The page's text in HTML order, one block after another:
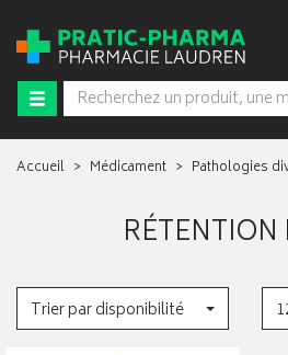
Accueil Médicament Pathologies
Trier par disponibilité